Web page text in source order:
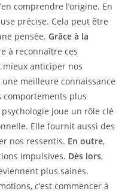
comprendre l’origine. En
précise. Cela peut être
pensée.Grâce à la
à reconnaître ces
mieux anticiper nos
meilleure connaissance
comportements plus
psychologie joue un rôle clé
Elle fournit aussi des
nos ressentis. En outre,
impulsives. Dès lors,
plus saines.
c’est commencer à